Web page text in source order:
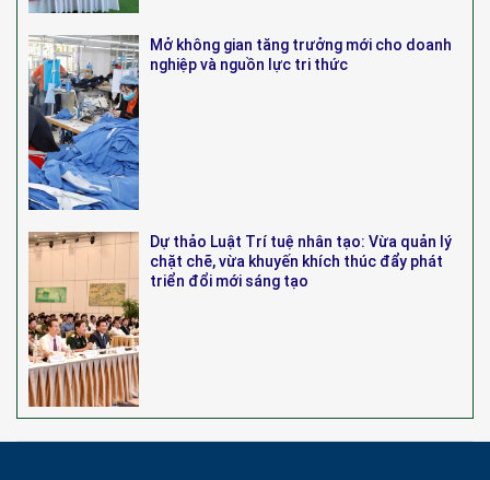
Mở không gian tăng trưởng mới cho doanh
nghiệp và nguồn lực tri thức
Dự thảo Luật Trí tuệ nhân tạo: Vừa quản lý
chặt chẽ, vừa khuyến khích thúc đẩy phát
triển đổi mới sáng tạo